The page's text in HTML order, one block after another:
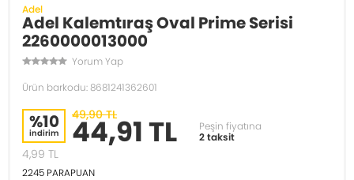
Adel
Adel Kalemtıraş Oval Prime Serisi
2260000013000
Yorum Yap
Ürün barkodu: 8681241362601
%10
indirim
49,90 TL
44,91 TL
Peşin fiyatına
2 taksit
4,99 TL
2245 PARAPUAN